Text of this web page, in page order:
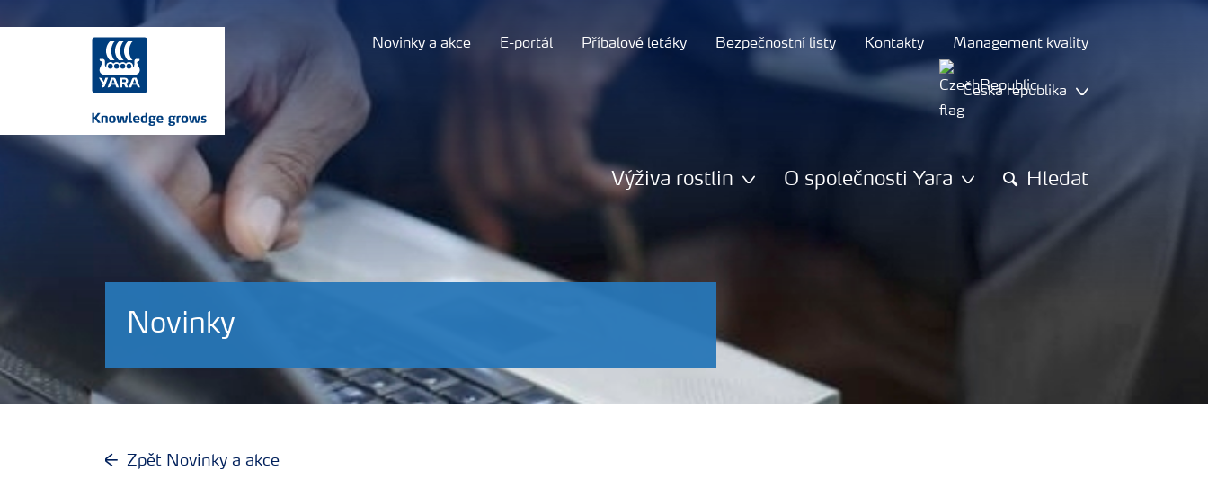
Novinky a akce E-portál Příbalové letáky Bezpečnostní listy Kontakty Management kvality
Česká republika
Výživa rostlin O společnosti Yara Hledat
Novinky
Zpět Novinky a akce